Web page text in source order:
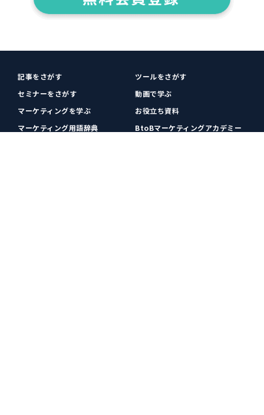
記事をさがす
ツールをさがす
セミナーをさがす
動画で学ぶ
マーケティングを学ぶ
お役立ち資料
マーケティング用語辞典
BtoBマーケティングアカデミー